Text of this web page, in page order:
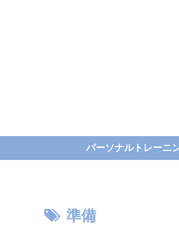
パーソナルトレーニ
準備